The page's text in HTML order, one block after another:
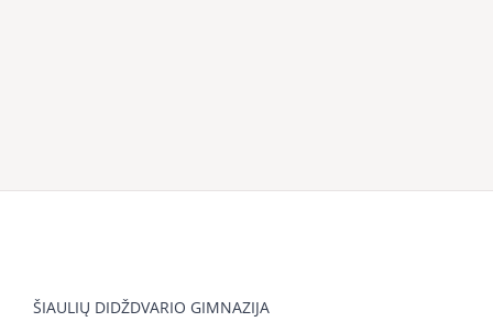
ŠIAULIŲ DIDŽDVARIO GIMNAZIJA